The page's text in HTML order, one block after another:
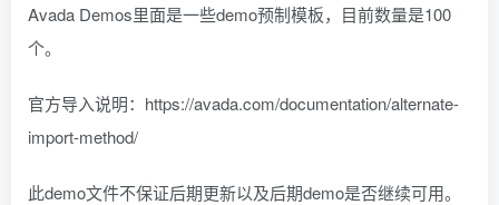
Avada Demos里面是一些demo预制模板，目前数量是100
个。
官方导入说明：https://avada.com/documentation/alternate-
import-method/
此demo文件不保证后期更新以及后期demo是否继续可用。